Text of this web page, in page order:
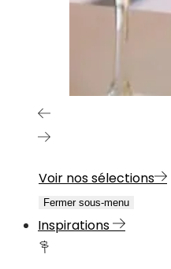
Voir nos sélections
Fermer sous-menu
Inspirations